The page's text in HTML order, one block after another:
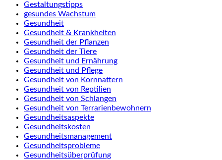
Gestaltungstipps
gesundes Wachstum
Gesundheit
Gesundheit & Krankheiten
Gesundheit der Pflanzen
Gesundheit der Tiere
Gesundheit und Ernährung
Gesundheit und Pflege
Gesundheit von Kornnattern
Gesundheit von Reptilien
Gesundheit von Schlangen
Gesundheit von Terrarienbewohnern
Gesundheitsaspekte
Gesundheitskosten
Gesundheitsmanagement
Gesundheitsprobleme
Gesundheitsüberprüfung